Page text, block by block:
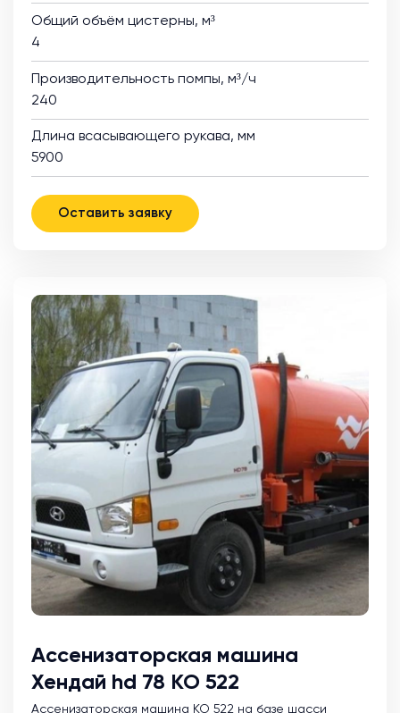
Общий объём цистерны, м³
4
Производительность помпы, м³/ч
240
Длина всасывающего рукава, мм
5900
Оставить заявку
Ассенизаторская машина
Хендай hd 78 КО 522
Ассенизаторская машина KO 522 на базе шасси